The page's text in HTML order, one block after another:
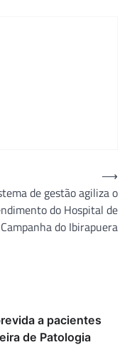
de gestão agiliza o
do Hospital de
Campanha do Ibirapuera
⟶
a pacientes
de Patologia